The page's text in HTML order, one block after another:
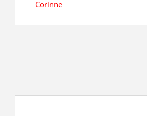
Corinne